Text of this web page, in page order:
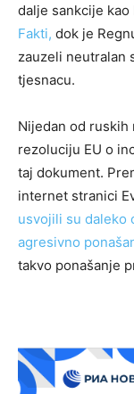
dalje sankcije
Fakti, dok je
zauzeli neutralan
tjesnacu.
Nijedan od ruskih
rezoluciju EU o
taj dokument.
internet stranici
usvojili su daleko
agresivno
takvo ponašanje